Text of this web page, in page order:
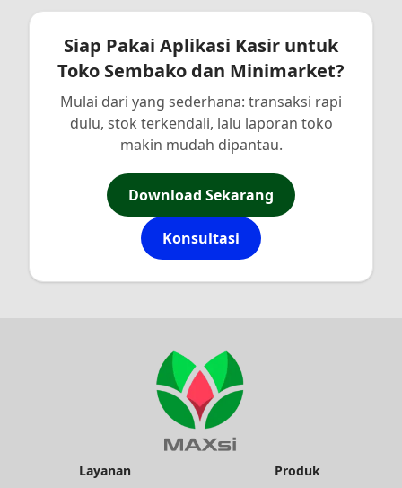
Siap Pakai Aplikasi Kasir untuk
Toko Sembako dan Minimarket?
Mulai dari yang sederhana: transaksi rapi
dulu, stok terkendali, lalu laporan toko
makin mudah dipantau.
Download Sekarang
Konsultasi
Layanan
Produk